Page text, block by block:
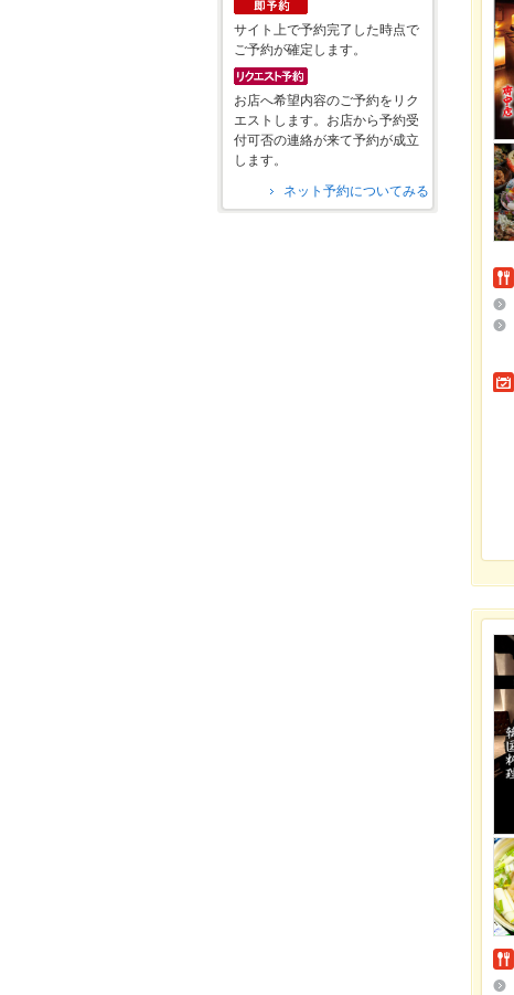
サイト上で予約完了した時点で
ご予約が確定します。
お店へ希望内容のご予約をリク
エストします。お店から予約受
付可否の連絡が来て予約が成立
します。
ネット予約についてみる